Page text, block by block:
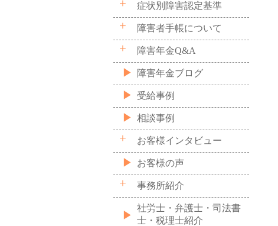
症状別障害認定基準
障害者手帳について
障害年金Q&A
障害年金ブログ
受給事例
相談事例
お客様インタビュー
お客様の声
事務所紹介
社労士・弁護士・司法書
士・税理士紹介